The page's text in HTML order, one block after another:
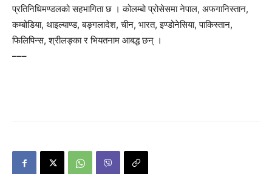
प्रतिनिधिमण्डलको सहभागिता छ । कोलम्बो प्रोसेसमा नेपाल, अफगानिस्तान,
कम्बोडिया, थाइल्याण्ड, बङ्गलादेश, चीन, भारत, इण्डोनेसिया, पाकिस्तान,
फिलिपिन्स, श्रीलङ्का र भियतनाम आबद्ध छन् ।
–––